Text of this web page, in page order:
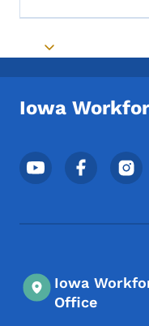
Toggle
Iowa
Menu des
Iowa
Office